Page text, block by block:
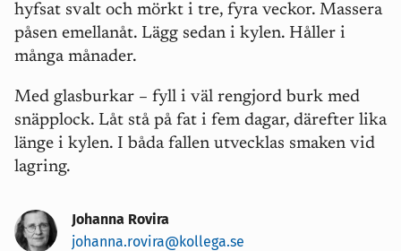
hyfsat svalt och mörkt i tre, fyra veckor. Massera
påsen emellanåt. Lägg sedan i kylen. Håller i
många månader.
Med glasburkar – fyll i väl rengjord burk med
snäpplock. Låt stå på fat i fem dagar, därefter lika
länge i kylen. I båda fallen utvecklas smaken vid
lagring.
Johanna Rovira
johanna.rovira@kollega.se